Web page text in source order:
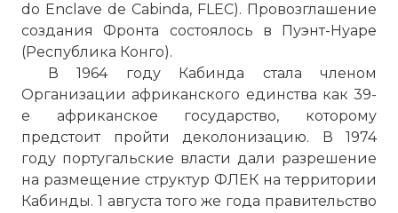
do Enclave de Cabinda, FLEC). Провозглашение
создания Фронта состоялось в Пуэнт-Нуаре
(Республика Конго).
В 1964 году Кабинда стала членом
Организации африканского единства как 39-
е африканское государство, которому
предстоит пройти деколонизацию. В 1974
году португальские власти дали разрешение
на размещение структур ФЛЕК на территории
Кабинды. 1 августа того же года правительство